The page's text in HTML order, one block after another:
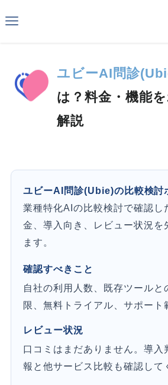
ユビーAI問診
は？料金・機能
解説
ユビーAI問診(Ubie)の比較検討
業種特化AIの比較検討で確認し
金、導入向き、レビュー状況を
ます。
確認すべきこと
自社の利用人数、既存ツールと
限、無料トライアル、サポート
レビュー状況
口コミはまだありません。導入
報と他サービス比較も確認して